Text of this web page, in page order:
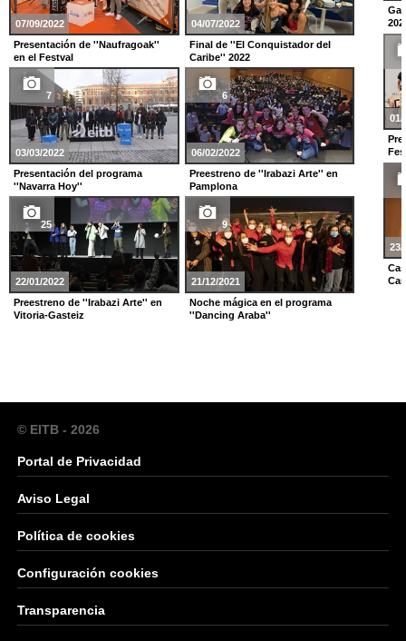
07/09/2022
Presentación de ''Naufragoak''
en el Festval
04/07/2022
Final de ''El Conquistador del
Caribe'' 2022
7
03/03/2022
Presentación del programa
''Navarra Hoy''
6
06/02/2022
Preestreno de ''Irabazi Arte'' en
Pamplona
25
22/01/2022
Preestreno de ''Irabazi Arte'' en
Vitoria-Gasteiz
9
21/12/2021
Noche mágica en el programa
''Dancing Araba''
01/
23/
© EITB - 2026
Portal de Privacidad
Aviso Legal
Política de cookies
Configuración cookies
Transparencia